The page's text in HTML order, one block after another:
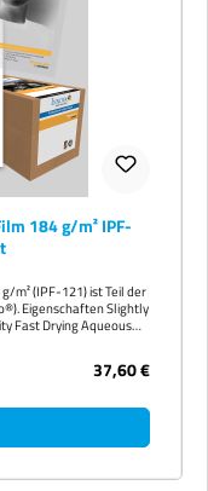
184 g/m² IPF-
m² (IPF-121) ist Teil der
Slightly
Fast Drying Aqueous
37,60 €